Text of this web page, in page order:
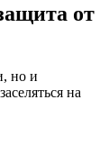
от
но и
на